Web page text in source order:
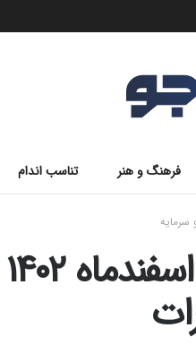
فرهنگ و هنر تناسب اندام
سرمایه